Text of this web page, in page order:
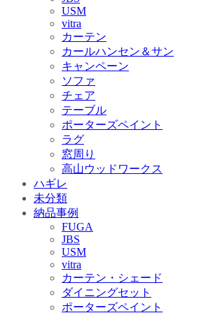
USM
vitra
カーテン
カールハンセン＆サン
キャンペーン
ソファ
チェア
テーブル
ポーターズペイント
ラグ
窓周り
高山ウッドワークス
ハギレ
未分類
納品事例
FUGA
JBS
USM
vitra
カーテン・シェード
ダイニングセット
ポーターズペイント